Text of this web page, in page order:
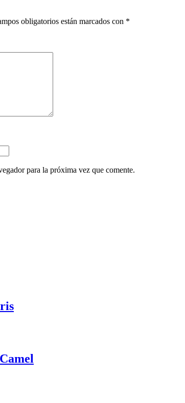
obligatorios están marcados con *
para la próxima vez que comente.